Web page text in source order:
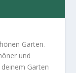
Garten.
und
Garten